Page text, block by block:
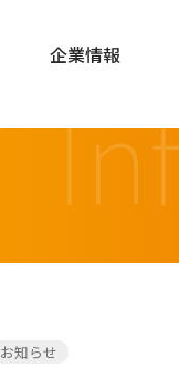
企業情報
お知らせ